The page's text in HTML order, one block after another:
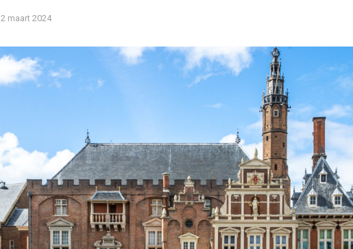
2 maart 2024